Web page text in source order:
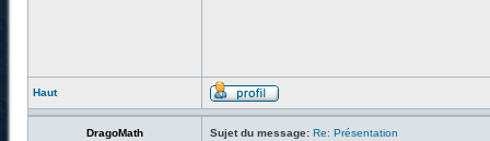
Haut
DragoMath Sujet du message: Re: Présentation